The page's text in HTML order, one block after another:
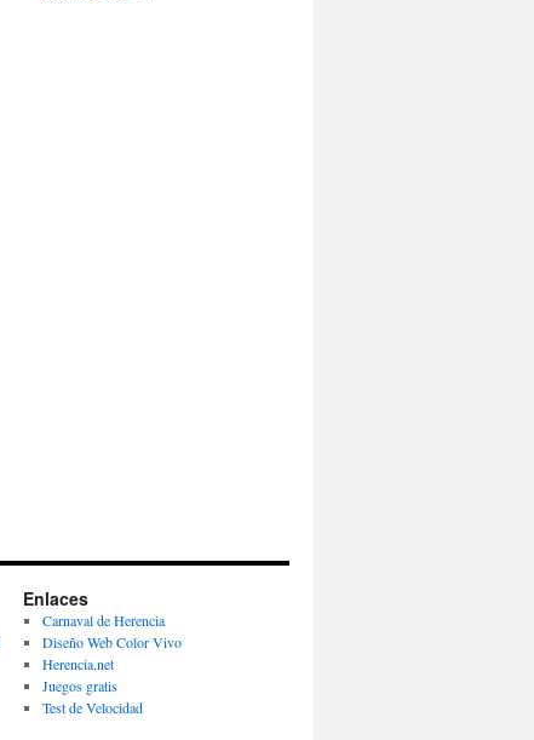
Enlaces
Carnaval de Herencia
Diseño Web Color Vivo
Herencia.net
Juegos gratis
Test de Velocidad